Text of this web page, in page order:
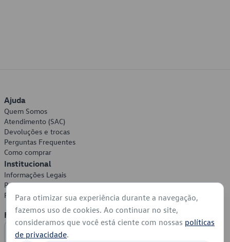
Ajuda
Quem Somos
Atendimento (SAC)
Devoluções e trocas
Perguntas Frequentes
Como comprar
Institucional
Informações Legais
Política de Privacidade
Política de Cookies
Formas de Pagamento
Para otimizar sua experiência durante a navegação,
fazemos uso de cookies. Ao continuar no site,
consideramos que você está ciente com nossas políticas
de privacidade.